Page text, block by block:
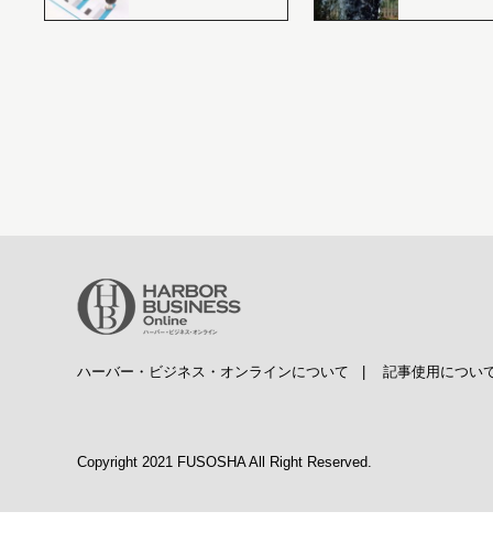
ハーバー・ビジネス・オンラインについて 記事使用につい
Copyright 2021 FUSOSHA All Right Reserved.